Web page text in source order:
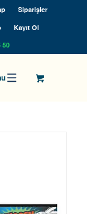
Siparişler
Kayıt Ol
50